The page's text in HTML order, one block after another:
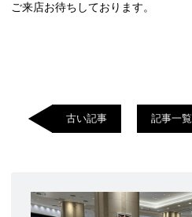
ご来店お待ちしております。
古い記事 記事一覧